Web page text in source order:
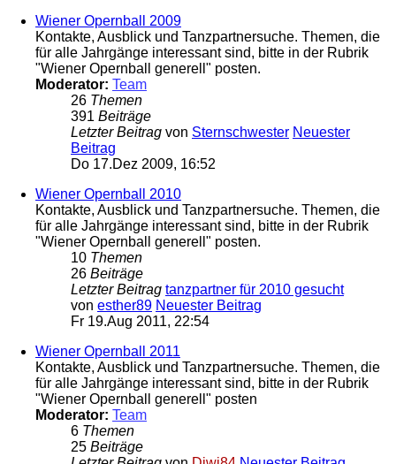
Wiener Opernball 2009
Kontakte, Ausblick und Tanzpartnersuche. Themen, die
für alle Jahrgänge interessant sind, bitte in der Rubrik
"Wiener Opernball generell" posten.
Moderator: Team
26 Themen
391 Beiträge
Letzter Beitrag von Sternschwester Neuester
Beitrag
Do 17.Dez 2009, 16:52
Wiener Opernball 2010
Kontakte, Ausblick und Tanzpartnersuche. Themen, die
für alle Jahrgänge interessant sind, bitte in der Rubrik
"Wiener Opernball generell" posten.
10 Themen
26 Beiträge
Letzter Beitrag tanzpartner für 2010 gesucht
von esther89 Neuester Beitrag
Fr 19.Aug 2011, 22:54
Wiener Opernball 2011
Kontakte, Ausblick und Tanzpartnersuche. Themen, die
für alle Jahrgänge interessant sind, bitte in der Rubrik
"Wiener Opernball generell" posten
Moderator: Team
6 Themen
25 Beiträge